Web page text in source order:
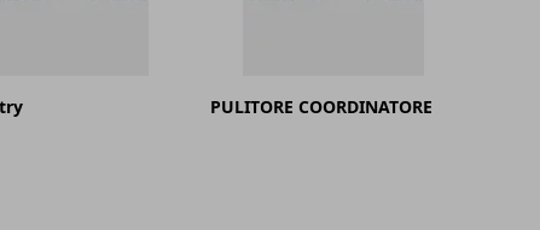
PULITORE COORDINATORE